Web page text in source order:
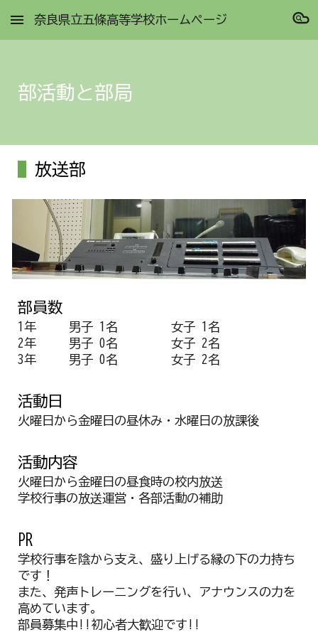
Skip to main content Skip to navigation
奈良県立五條高等学校ホームページ
部活動と部局
放送部
部員数
1年 男子 1名
女子 1名
2年
男子 0名
女子 2名
3年
男子 0名 女子 2名
活動日
火曜日から金曜日の昼休み・水曜日の放課後
活動内容
火曜日から金曜日の昼食時の校内放送
学校行事の放送運営・各部活動の補助
PR
学校行事を陰から支え、盛り上げる縁の下の力持ち
です！
また、発声トレーニングを行い、アナウンスの力を
高めています。
部員募集中!!初心者大歓迎です!!